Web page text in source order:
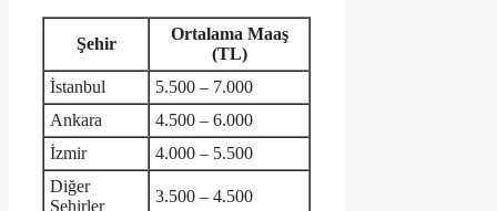
Şehir
Ortalama Maaş
(TL)
İstanbul
5.500 – 7.000
Ankara
4.500 – 6.000
İzmir
4.000 – 5.500
Diğer
Şehirler
3.500 – 4.500